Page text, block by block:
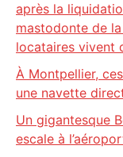
après la
mastodonte de
locataires vivent
À Montpellier,
une navette
Un gigantesque
escale à